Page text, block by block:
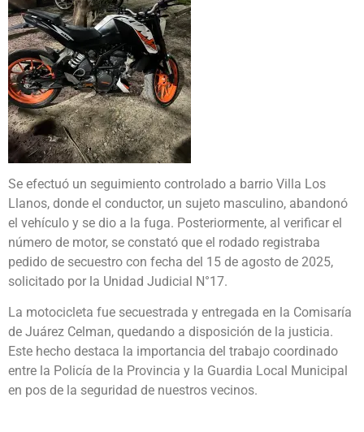
Se efectuó un seguimiento controlado a barrio Villa Los
Llanos, donde el conductor, un sujeto masculino, abandonó
el vehículo y se dio a la fuga. Posteriormente, al verificar el
número de motor, se constató que el rodado registraba
pedido de secuestro con fecha del 15 de agosto de 2025,
solicitado por la Unidad Judicial N°17.
La motocicleta fue secuestrada y entregada en la Comisaría
de Juárez Celman, quedando a disposición de la justicia.
Este hecho destaca la importancia del trabajo coordinado
entre la Policía de la Provincia y la Guardia Local Municipal
en pos de la seguridad de nuestros vecinos.